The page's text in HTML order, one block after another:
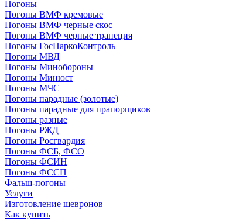
Погоны
Погоны ВМФ кремовые
Погоны ВМФ черные скос
Погоны ВМФ черные трапеция
Погоны ГосНаркоКонтроль
Погоны МВД
Погоны Минобороны
Погоны Минюст
Погоны МЧС
Погоны парадные (золотые)
Погоны парадные для прапорщиков
Погоны разные
Погоны РЖД
Погоны Росгвардия
Погоны ФСБ, ФСО
Погоны ФСИН
Погоны ФССП
Фальш-погоны
Услуги
Изготовление шевронов
Как купить